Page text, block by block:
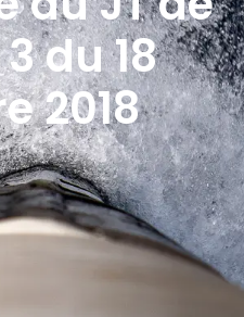
du 18
2018